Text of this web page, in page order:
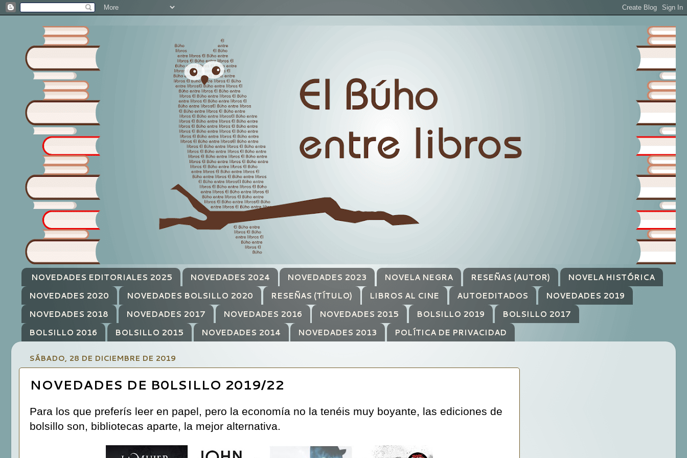
NOVEDADES EDITORIALES 2025 NOVEDADES 2024 NOVEDADES 2023 NOVELA NEGRA RESEÑAS (AUTOR)
NOVELA HISTÓRICA
NOVEDADES 2020
NOVEDADES BOLSILLO 2020 RESEÑAS (TÍTULO) LIBROS AL CINE AUTOEDITADOS
NOVEDADES 2019
NOVEDADES 2018
NOVEDADES 2017 NOVEDADES 2016 NOVEDADES 2015 BOLSILLO 2019
BOLSILLO 2017
BOLSILLO 2016
BOLSILLO 2015 NOVEDADES 2014 NOVEDADES 2013 POLÍTICA DE PRIVACIDAD
SÁBADO, 28 DE DICIEMBRE DE 2019
NOVEDADES DE B0LSILLO 2019/22
Para los que preferís leer en papel, pero la economía no la tenéis muy boyante, las ediciones de
bolsillo son, bibliotecas aparte, la mejor alternativa.